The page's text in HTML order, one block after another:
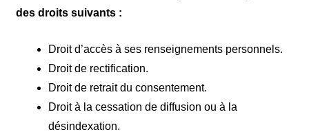
des droits suivants :
Droit d’accès à ses renseignements personnels.
Droit de rectification.
Droit de retrait du consentement.
Droit à la cessation de diffusion ou à la
désindexation.